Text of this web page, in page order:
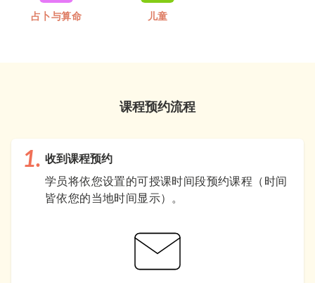
占卜与算命 儿童
课程预约流程
收到课程预约
学员将依您设置的可授课时间段预约课程（时间
皆依您的当地时间显示）。